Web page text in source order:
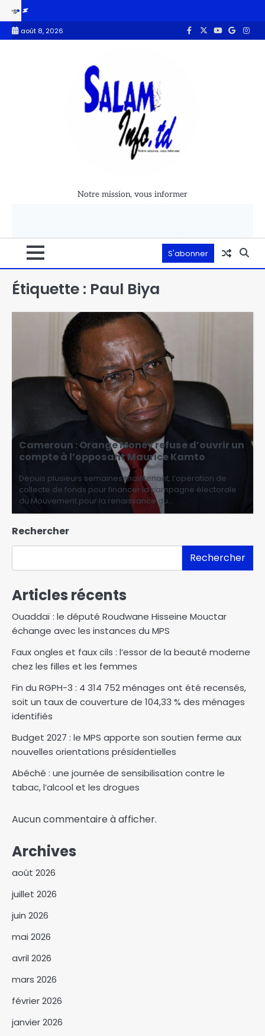
Faux ongles et faux cils : l’essor de la beauté moderne chez les filles et
août 8, 2026
Notre mission, vous informer
S'abonner
Étiquette : Paul Biya
Cameroun : Orange Money refuse d’ouvrir un
compte à l’opposant Maurice Kamto
Depuis plusieurs semaines maintenant, l’opération de
collecte de fonds pour financer la campagne électorale
du Mouvement pour la renaissance du…
Rechercher
Rechercher
Articles récents
Ouaddaï : le député Roudwane Hisseine Mouctar
échange avec les instances du MPS
Faux ongles et faux cils : l’essor de la beauté moderne
chez les filles et les femmes
Fin du RGPH-3 : 4 314 752 ménages ont été recensés,
soit un taux de couverture de 104,33 % des ménages
identifiés
Budget 2027 : le MPS apporte son soutien ferme aux
nouvelles orientations présidentielles
Abéché : une journée de sensibilisation contre le
tabac, l’alcool et les drogues
Aucun commentaire à afficher.
Archives
août 2026
juillet 2026
juin 2026
mai 2026
avril 2026
mars 2026
février 2026
janvier 2026